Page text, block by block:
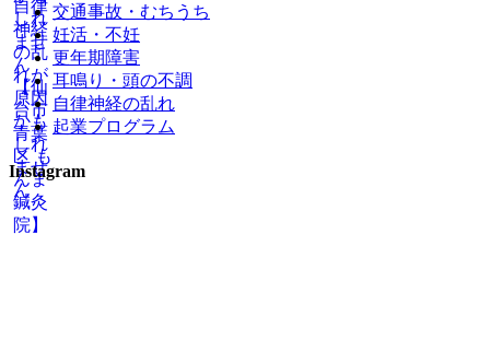
交通事故・むちうち
妊活・不妊
更年期障害
耳鳴り・頭の不調
自律神経の乱れ
起業プログラム
Instagram